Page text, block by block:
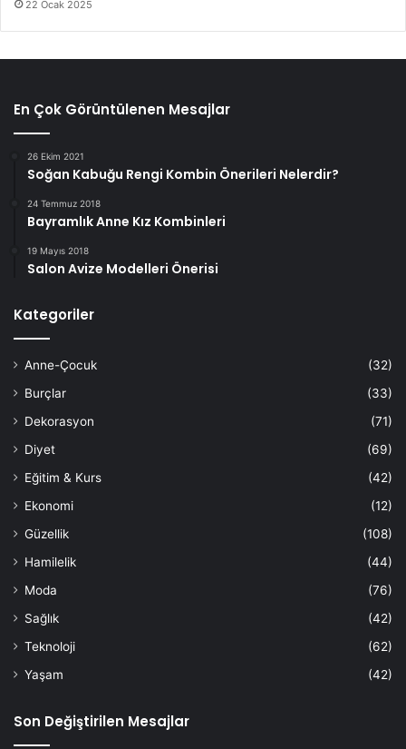
22 Ocak 2025
En Çok Görüntülenen Mesajlar
26 Ekim 2021
Soğan Kabuğu Rengi Kombin Önerileri Nelerdir?
24 Temmuz 2018
Bayramlık Anne Kız Kombinleri
19 Mayıs 2018
Salon Avize Modelleri Önerisi
Kategoriler
Anne-Çocuk
(32)
Burçlar
(33)
Dekorasyon
(71)
Diyet
(69)
Eğitim & Kurs
(42)
Ekonomi
(12)
Güzellik
(108)
Hamilelik
(44)
Moda
(76)
Sağlık
(42)
Teknoloji
(62)
Yaşam
(42)
Son Değiştirilen Mesajlar